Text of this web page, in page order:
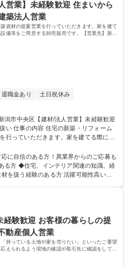
営業】未経験歓迎 住まいから
築法人営業
資材の提案営業を行っていただきます。家を建て
備等をご用意する卸売販売です。【営業先】新潟
ー
退職金あり 土日祝休み
ォーム
行っていただきます。家を建てる際に必
等をご用意する卸売販売です。【営業
ダー 既存顧客をメインに、
を行います。お客様の要望をくみ取り、
日に間に合うように納品することが一連
徐々にお客様を担当していきますので、
に自信のある方！異業界からのご応募も
る方 ◆住宅、インテリア関連の知識、経
を扱う経験のある方 活躍可能性高いで
設計、施工、非住宅施設の事業も行って
ポートしているため、事業を横断して
きるか」柔軟な発想をもって、対応でき
工管理技士 第一種運転免許普通自動車
経験歓迎 お客様の暮らしの提
動産個人営業
持っている土地や家を売りたい」といったご要望
えられるよう現地の確認や取引先に確認をしてい
。